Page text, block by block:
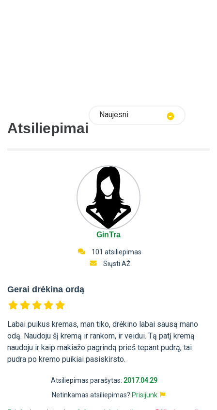
Atsiliepimai
Naujesni
GinTra
101 atsiliepimas
Siųsti AŽ
Gerai drėkina ordą
Labai puikus kremas, man tiko, drėkino labai sausą mano
odą. Naudoju šį kremą ir rankom, ir veidui. Tą patį kremą
naudoju ir kaip makiažo pagrindą prieš tepant pudrą, tai
pudra po kremo puikiai pasiskirsto.
Atsiliepimas parašytas: 2017.04.29
Netinkamas atsiliepimas? Prisijunk